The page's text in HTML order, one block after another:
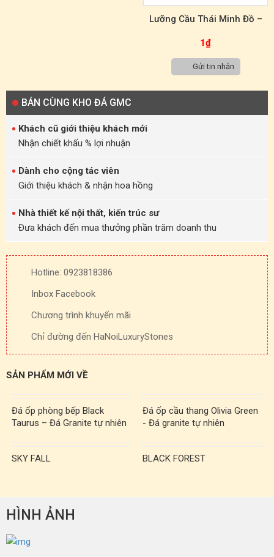
Lưỡng Cầu Thái Minh Đồ –
TST00062
1₫
Gửi tin nhắn
BÁN CÙNG KHO ĐÁ GMC
Khách cũ giới thiệu khách mới
Nhận chiết khấu % lợi nhuận
Dành cho cộng tác viên
Giới thiệu khách & nhận hoa hồng
Nhà thiết kế nội thất, kiến trúc sư
Đưa khách đến mua thưởng phần trăm doanh thu
Hotline: 0923818386
Inbox Facebook
Chương trình khuyến mãi
Chỉ đường đến HaNoiLuxuryStones
SẢN PHẨM MỚI VỀ
Đá ốp phòng bếp Black
Taurus – Đá Granite tự nhiên
Đá ốp cầu thang Olivia Green
- Đá granite tự nhiên
SKY FALL BLACK FOREST
HÌNH ẢNH